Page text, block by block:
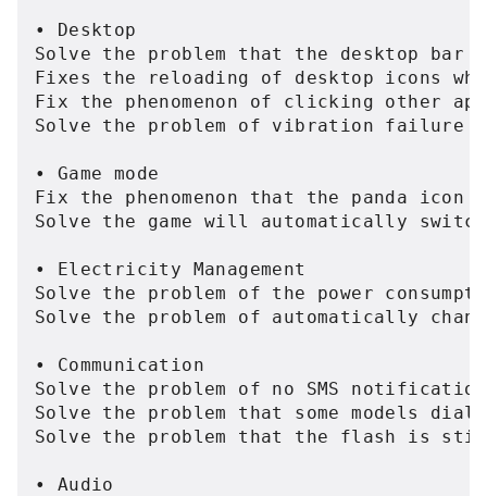
• Desktop
Solve the problem that the desktop bar
Fixes the reloading of desktop icons
Fix the phenomenon of clicking other
Solve the problem of vibration failure of
• Game mode
Fix the phenomenon that the panda
Solve the game will automatically
• Electricity Management
Solve the problem of the power
Solve the problem of automatically
• Communication
Solve the problem of no SMS
Solve the problem that some models
Solve the problem that the flash is still
• Audio